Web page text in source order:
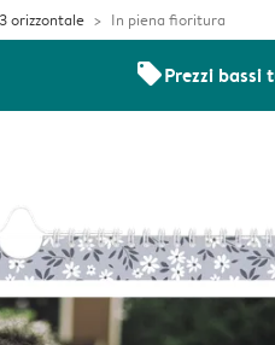
orizzontale In piena fioritura
offersPrezzi